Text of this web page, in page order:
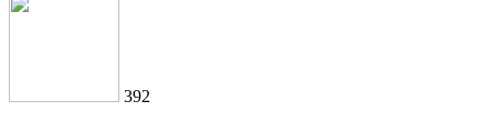
392